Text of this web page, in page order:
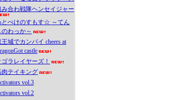
み合わ戦隊ヘンセイジャー
とぺけのすもす☆ ～てん
のわっか～
王城でカンパイ cheers at
castle
ゴラレイヤーズ！
肉テイキング
vol.3
vol.2